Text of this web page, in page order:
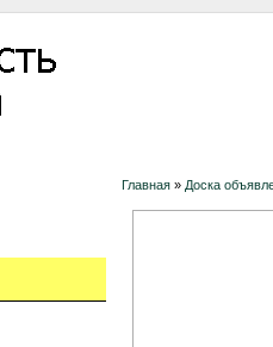
Главная » Доска